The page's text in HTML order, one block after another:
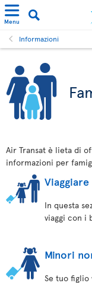
Menu
Informazioni
Air Transat è lieta di
informazioni per
In questa
viaggi con i
Minori
Se tuo figlio